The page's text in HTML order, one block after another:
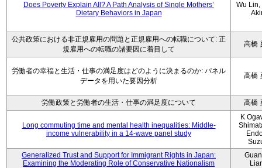
Does Poverty Explain All? A Path Analysis of Single Mothers’
Dietary Behaviors in Japan
Wu Lin,
公共政策における非正規雇用の問題と正規雇用への転職について: 正
規雇用への転職の諸要因に着目して
高橋
労働者の幸福と生活・仕事の満足度はどのように決まるのか: パネル
データを用いた要因分析
高橋
労働政策と労働者の生活・仕事の満足度について 高橋
Long commuting time and mental health inequalities: Middle-
income vulnerability in a 14-wave panel study
K
Generalized Trust and Support for Immigrant Rights in Japan:
Examining the Moderating Role of Conservative Nationalism